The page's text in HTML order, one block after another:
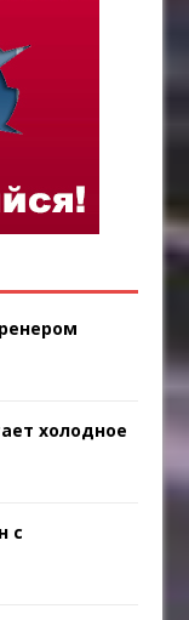
холодное
с